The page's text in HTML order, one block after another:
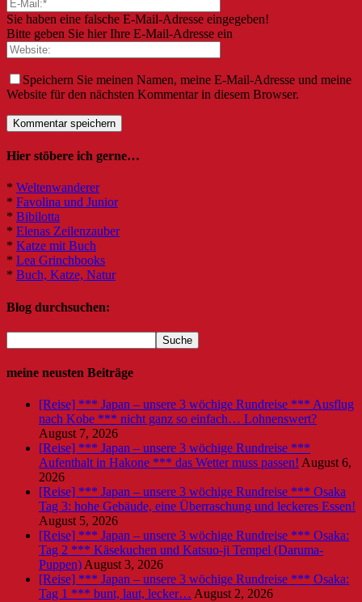
Sie haben eine falsche E-Mail-Adresse eingegeben!
Bitte geben Sie hier Ihre E-Mail-Adresse ein
Speichern Sie meinen Namen, meine E-Mail-Adresse und meine
Website für den nächsten Kommentar in diesem Browser.
Hier stöbere ich gerne…
* Weltenwanderer
* Favolina und Junior
* Bibilotta
* Elenas Zeilenzauber
* Katze mit Buch
* Lea Grinchbooks
* Buch, Katze, Natur
Blog durchsuchen:
meine neusten Beiträge
[Reise] *** Japan – unsere 3 wöchige Rundreise *** Ausflug
nach Kobe *** nicht ganz so einfach… Lohnenswert?
August 7, 2026
[Reise] *** Japan – unsere 3 wöchige Rundreise ***
Aufenthalt in Hakone *** das Wetter muss passen! August 6,
2026
[Reise] *** Japan – unsere 3 wöchige Rundreise *** Osaka
Tag 3: hohe Gebäude, eine Überraschung und leckeres Essen!
August 5, 2026
[Reise] *** Japan – unsere 3 wöchige Rundreise *** Osaka:
Tag 2 *** Käsekuchen und Katsuo-ji Tempel (Daruma-
Puppen) August 3, 2026
[Reise] *** Japan – unsere 3 wöchige Rundreise *** Osaka:
Tag 1 *** bunt, laut, lecker… August 2, 2026